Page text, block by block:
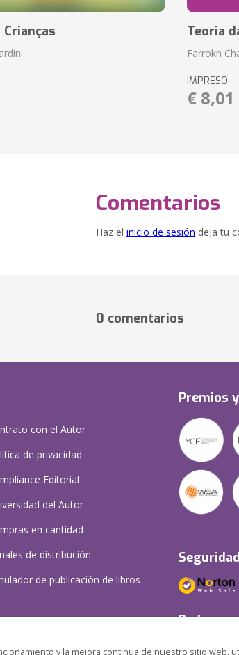
y la mejora continua de nuestro sitio web,
Crianças Teoria
Farrokh
IMPRESO
€ 8,01
Comentarios
Haz el inicio de sesión deja tu
0 comentarios
con el Autor
de privacidad
Editorial
del Autor
en cantidad
de distribución
de publicación de libros
Premios
Seguridad
Redes